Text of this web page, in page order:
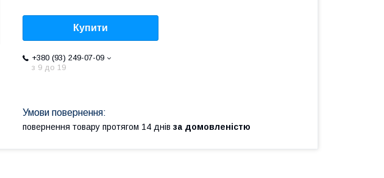
Купити
+380 (93) 249-07-09
з 9 до 19
повернення товару протягом 14 днів за домовленістю